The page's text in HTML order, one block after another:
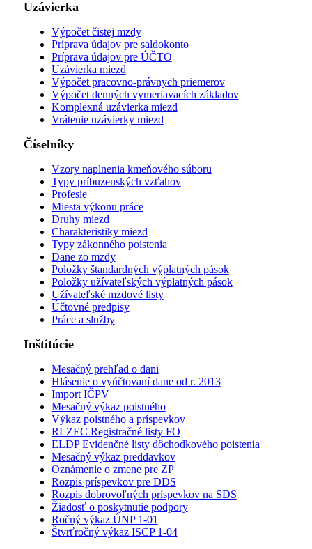
Uzávierka
Výpočet čistej mzdy
Príprava údajov pre saldokonto
Príprava údajov pre ÚČTO
Uzávierka miezd
Výpočet pracovno-právnych priemerov
Výpočet denných vymeriavacích základov
Komplexná uzávierka miezd
Vrátenie uzávierky miezd
Číselníky
Vzory naplnenia kmeňového súboru
Typy príbuzenských vzťahov
Profesie
Miesta výkonu práce
Druhy miezd
Charakteristiky miezd
Typy zákonného poistenia
Dane zo mzdy
Položky štandardných výplatných pások
Položky užívateľských výplatných pások
Užívateľské mzdové listy
Účtovné predpisy
Práce a služby
Inštitúcie
Mesačný prehľad o dani
Hlásenie o vyúčtovaní dane od r. 2013
Import IČPV
Mesačný výkaz poistného
Výkaz poistného a príspevkov
RLZEC Registračné listy FO
ELDP Evidenčné listy dôchodkového poistenia
Mesačný výkaz preddavkov
Oznámenie o zmene pre ZP
Rozpis príspevkov pre DDS
Rozpis dobrovoľných príspevkov na SDS
Žiadosť o poskytnutie podpory
Ročný výkaz ÚNP 1-01
Štvrťročný výkaz ISCP 1-04